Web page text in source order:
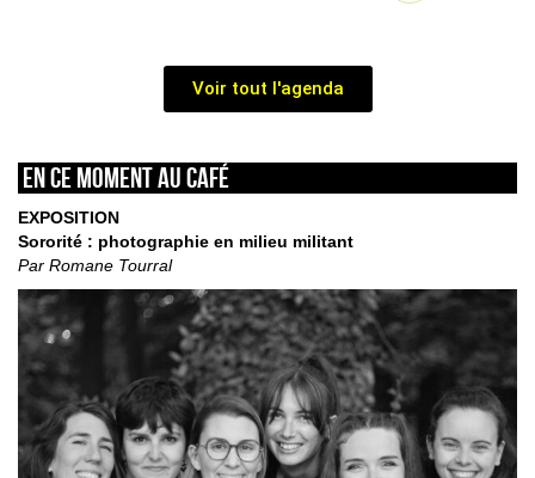
Voir tout l'agenda
En ce moment au café
EXPOSITION
Sororité : photographie en milieu militant
Par Romane Tourral